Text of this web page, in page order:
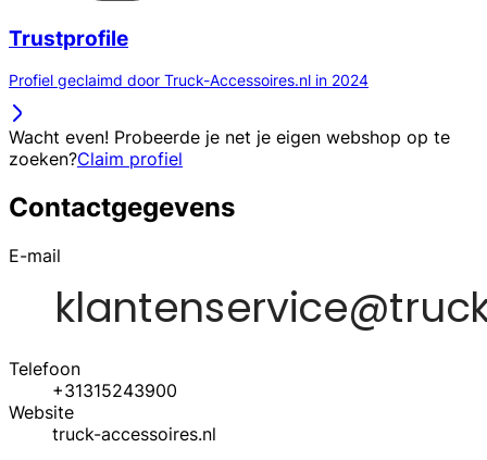
Trustprofile
Profiel geclaimd door Truck-Accessoires.nl in 2024
Wacht even! Probeerde je net je eigen webshop op te
zoeken?Claim profiel
Contactgegevens
E-mail
Telefoon
+31315243900
Website
truck-accessoires.nl